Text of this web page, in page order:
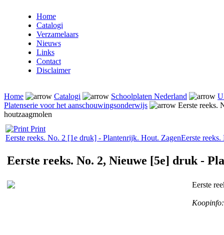
Home
Catalogi
Verzamelaars
Nieuws
Links
Contact
Disclaimer
Home Catalogi Schoolplaten Nederland
Platenserie voor het aanschouwingsonderwijs
Eerste reeks.
houtzaagmolen
Print
Eerste reeks. No. 2 [1e druk] - Plantenrijk. Hout. ZagenEerste
Eerste reeks. No. 2, Nieuwe [5e] druk -
Eerste